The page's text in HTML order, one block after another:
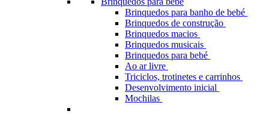
Brinquedos para banho de bebé
Brinquedos de construção
Brinquedos macios
Brinquedos musicais
Brinquedos para bebé
Ao ar livre
Triciclos, trotinetes e carrinhos
Desenvolvimento inicial
Mochilas